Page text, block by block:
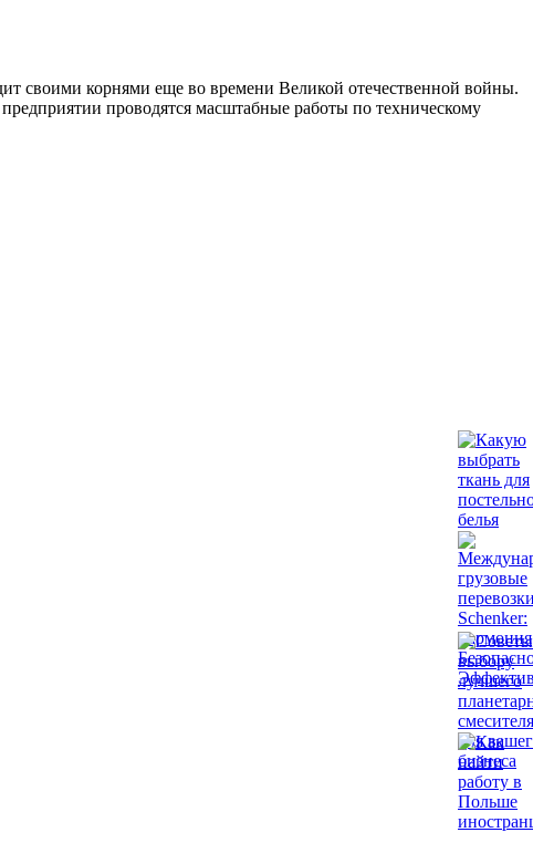
своими корнями еще во времени Великой отечественной войны.
проводятся масштабные работы по техническому